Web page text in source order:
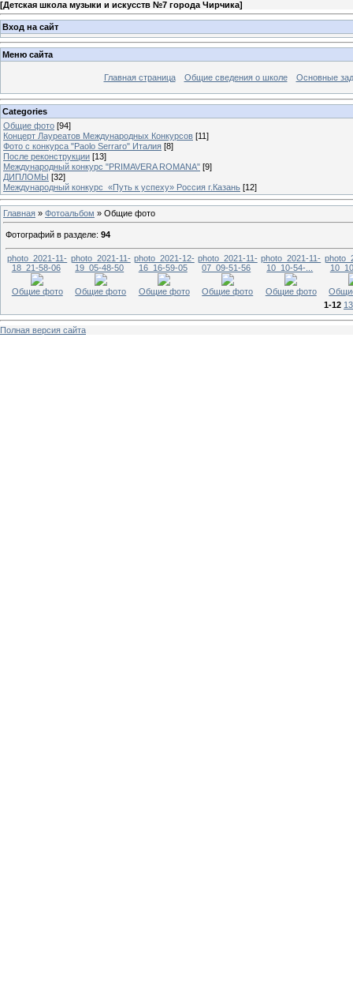
[Детская школа музыки и искусств №7 города Чирчика]
Вход на сайт
Меню сайта
Главная страница Общие сведения о школе Основные
Categories
Общие фото [94]
Концерт Лауреатов Международных Конкурсов [11]
Фото с конкурса "Paolo Serraro" Италия [8]
После реконструкции [13]
Международный конкурс "PRIMAVERA ROMANA" [9]
ДИПЛОМЫ [32]
Международный конкурс «Путь к успеху» Россия г.Казань [12]
Главная » Фотоальбом » Общие фото
Фотографий в разделе: 94
photo_2021-11-
18_21-58-06
Общие фото
photo_2021-11-
19_05-48-50
Общие фото
photo_2021-12-
16_16-59-05
Общие фото
photo_2021-11-
07_09-51-56
Общие фото
photo_2021-11-
10_10-54-...
Общие фото
1-12
Полная версия сайта